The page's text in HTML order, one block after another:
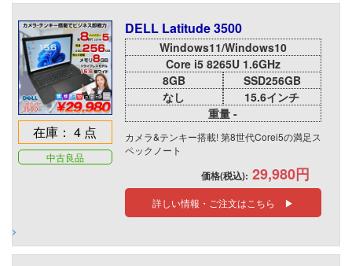
在庫： 4 点
中古良品
DELL Latitude 3500
Windows11/Windows10
Core i5 8265U 1.6GHz
8GB
SSD256GB
なし
15.6インチ
重量 -
カメラ&テンキー搭載! 第8世代Corei5の満足ス
ペックノート
価格(税込): 29,980円
詳しい情報・ご注文はこちら ▶